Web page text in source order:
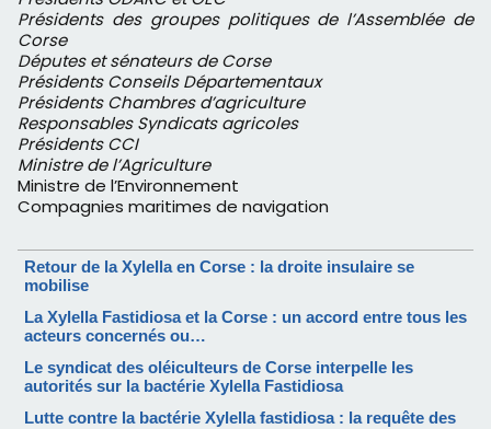
Présidents des groupes politiques de l’Assemblée de
Corse
Députes et sénateurs de Corse
Présidents Conseils Départementaux
Présidents Chambres d’agriculture
Responsables Syndicats agricoles
Présidents CCI
Ministre de l’Agriculture
Ministre de l’Environnement
Compagnies maritimes de navigation
Retour de la Xylella en Corse : la droite insulaire se
mobilise
La Xylella Fastidiosa et la Corse : un accord entre tous les
acteurs concernés ou…
Le syndicat des oléiculteurs de Corse interpelle les
autorités sur la bactérie Xylella Fastidiosa
Lutte contre la bactérie Xylella fastidiosa : la requête des